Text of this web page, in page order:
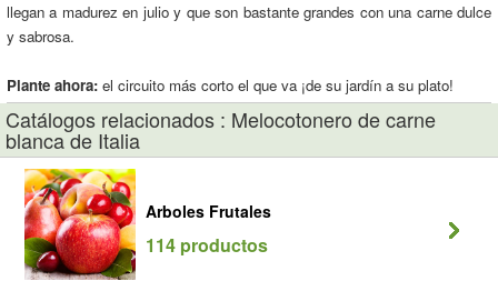
llegan a madurez en julio y que son bastante grandes con una carne dulce
y sabrosa.
Plante ahora: el circuito más corto el que va ¡de su jardín a su plato!
Catálogos relacionados : Melocotonero de carne
blanca de Italia
Arboles Frutales
114 productos